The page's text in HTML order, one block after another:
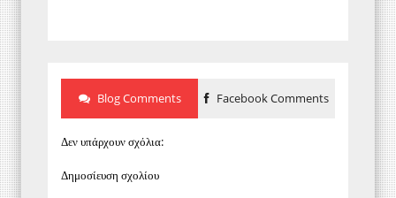
Blog Comments Facebook Comments
Δεν υπάρχουν σχόλια:
Δημοσίευση σχολίου